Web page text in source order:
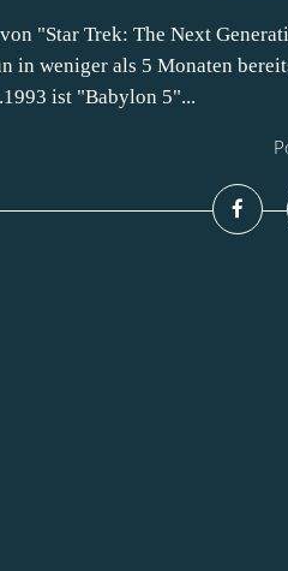
"Star Trek: The Next
in weniger als 5 Monaten
ist "Babylon 5"...